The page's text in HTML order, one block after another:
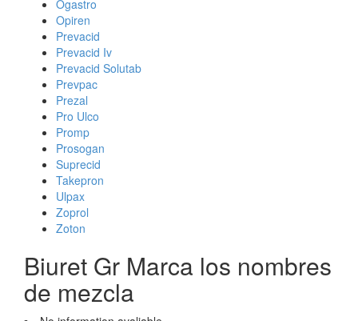
Ogastro
Opiren
Prevacid
Prevacid Iv
Prevacid Solutab
Prevpac
Prezal
Pro Ulco
Promp
Prosogan
Suprecid
Takepron
Ulpax
Zoprol
Zoton
Biuret Gr Marca los nombres
de mezcla